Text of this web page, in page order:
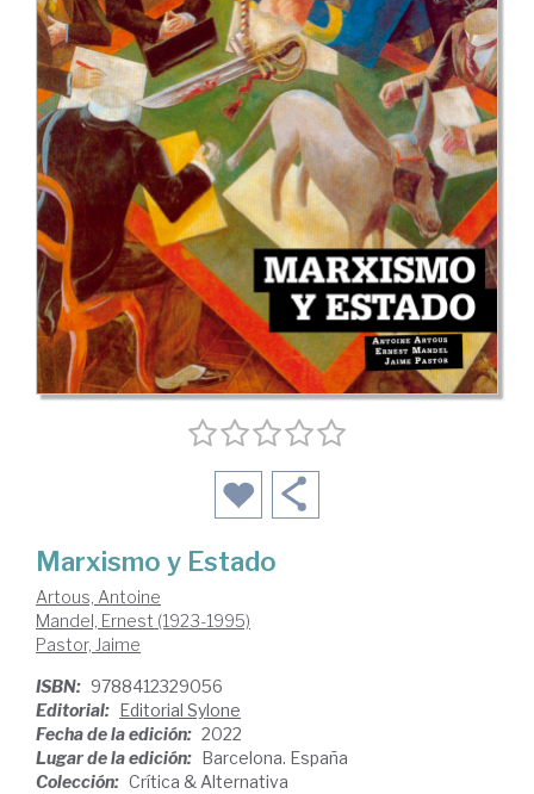
Marxismo y Estado
Artous, Antoine
Mandel, Ernest (1923-1995)
Pastor, Jaime
ISBN: 9788412329056
Editorial: Editorial Sylone
Fecha de la edición: 2022
Lugar de la edición: Barcelona. España
Colección: Crítica & Alternativa